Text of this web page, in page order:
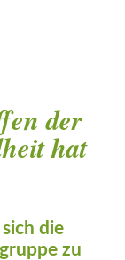
der
hat
die
zu